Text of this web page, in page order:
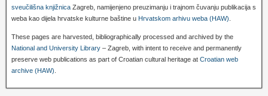
sveučilišna knjižnica Zagreb, namijenjeno preuzimanju i trajnom čuvanju publikacija s
weba kao dijela hrvatske kulturne baštine u Hrvatskom arhivu weba (HAW)
These pages are harvested, bibliographically processed and archived by the
National and University Library – Zagreb, with intent to receive and permanently
preserve web publications as part of Croatian cultural heritage at Croatian web
archive (HAW)